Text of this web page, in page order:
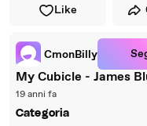
Like
CmonBilly
My Cubicle - James
19 anni fa
Categoria